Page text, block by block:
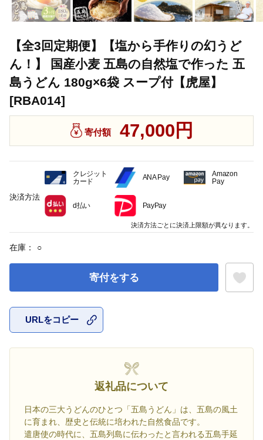
【全3回定期便】【塩から手作りの幻うど
ん！】 国産小麦 五島の自然塩で作った 五
島うどん 180g×6袋 スープ付【虎屋】
[RBA014]
寄付額 47,000円
在庫： ○
寄付をする
URLをコピー
返礼品について
日本の三大うどんのひとつ「五島うどん」は、五島の風土
に育まれ、歴史と伝統に培われた自然食品です。
遣唐使の時代に、五島列島に伝わったと言われる五島手延
決済方法
クレジット
カード
ANA Pay
Amazon
Pay
d払い PayPay
決済方法ごとに決済上限額が異なります。